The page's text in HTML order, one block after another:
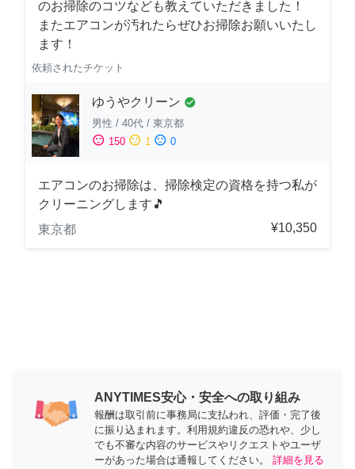
のお掃除のコツなども教えていただきました！
またエアコンが汚れたらぜひお掃除お願いいたし
ます！
依頼されたチケット
ゆうやクリーン check_circle
男性 / 40代 / 東京都
sentiment_satisfied 150 sentiment_neutral 1 sentiment_dissatisfied 0
エアコンのお掃除は、掃除検定の資格を持つ私が
クリーニングします🎵
東京都
¥10,350
ANYTIMES安心・安全への取り組み
報酬は取引前に事務局に支払われ、評価・完了後
に振り込まれます。利用規約違反の恐れや、少し
でも不審な内容のサービスやリクエストやユーザ
ーがあった場合は通報してください。
詳細を見る